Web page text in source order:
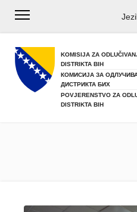
KOMISIJA ZA
DISTRIKTA BIH
КОМИСИЈА ЗА
ДИСТРИКТА БИХ
POVJERENSTVO ZA
DISTRIKTA BIH